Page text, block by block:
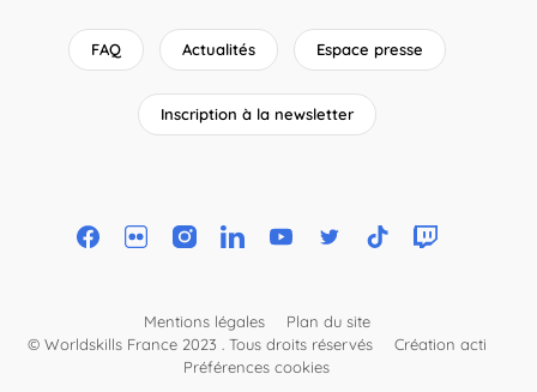
FAQ Actualités Espace presse
Inscription à la newsletter
Mentions légales
Plan du site
© Worldskills France 2023 . Tous droits réservés
Création acti
Préférences cookies